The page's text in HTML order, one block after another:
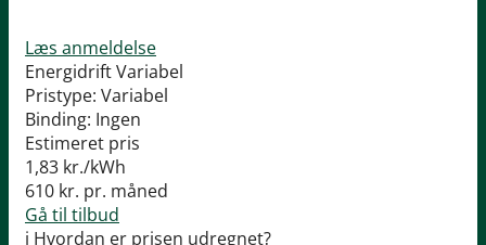
Læs anmeldelse
Energidrift Variabel
Pristype: Variabel
Binding: Ingen
Estimeret pris
1,83 kr./kWh
610 kr. pr. måned
Gå til tilbud
i Hvordan er prisen udregnet?